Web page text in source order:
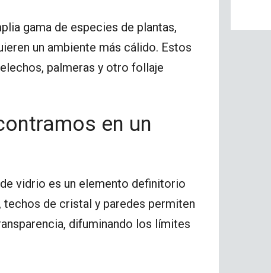
gama de especies de plantas,
un ambiente más cálido. Estos
palmeras y otro follaje
en un
vidrio es un elemento definitorio
techos de cristal y paredes permiten
difuminando los límites